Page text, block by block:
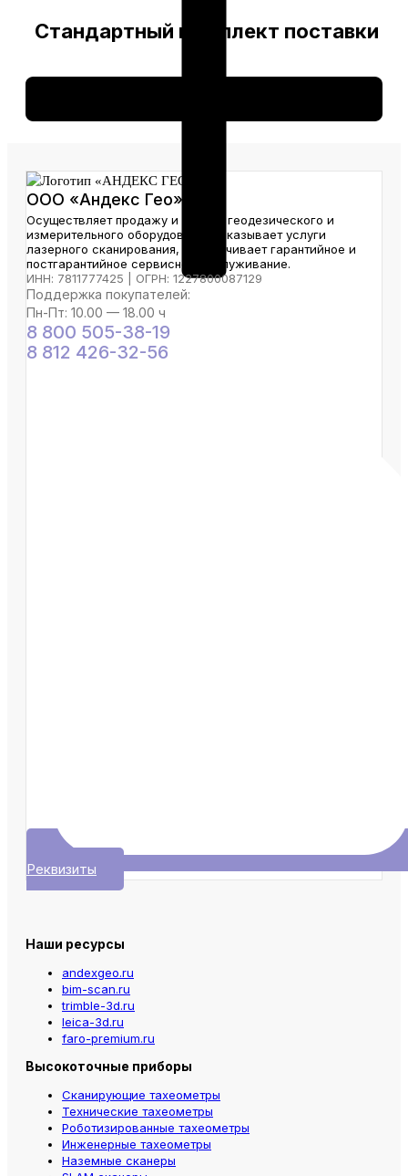
Стандартный комплект поставки
ООО «Андекс Гео»
Осуществляет продажу и аренду геодезического и
измерительного оборудования. Оказывает услуги
лазерного сканирования, обеспечивает гарантийное и
постгарантийное сервисное обслуживание.
ИНН: 7811777425 | ОГРН: 1227800087129
Поддержка покупателей:
Пн-Пт: 10.00 — 18.00 ч
8 800 505-38-19
8 812 426-32-56
Реквизиты
Наши ресурсы
andexgeo.ru
bim-scan.ru
trimble-3d.ru
leica-3d.ru
faro-premium.ru
Высокоточные приборы
Сканирующие тахеометры
Технические тахеометры
Роботизированные тахеометры
Инженерные тахеометры
Наземные сканеры